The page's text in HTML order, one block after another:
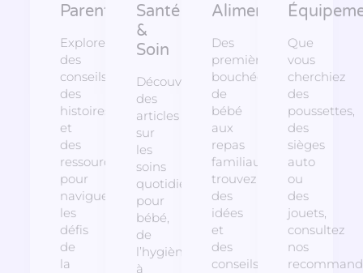
Parentalité
Explorez
des
conseils,
des
histoires
et
des
ressources
pour
naviguer
les
défis
de
la
Santé
&
Soin
Découvrez
des
articles
sur
les
soins
quotidiens
pour
bébé,
de
l’hygiène
à
Alimentation
Des
premières
bouchées
de
bébé
aux
repas
familiaux,
trouvez
des
idées
et
des
conseils
Que
vous
cherchiez
des
poussettes,
des
sièges
auto
ou
des
jouets,
consultez
nos